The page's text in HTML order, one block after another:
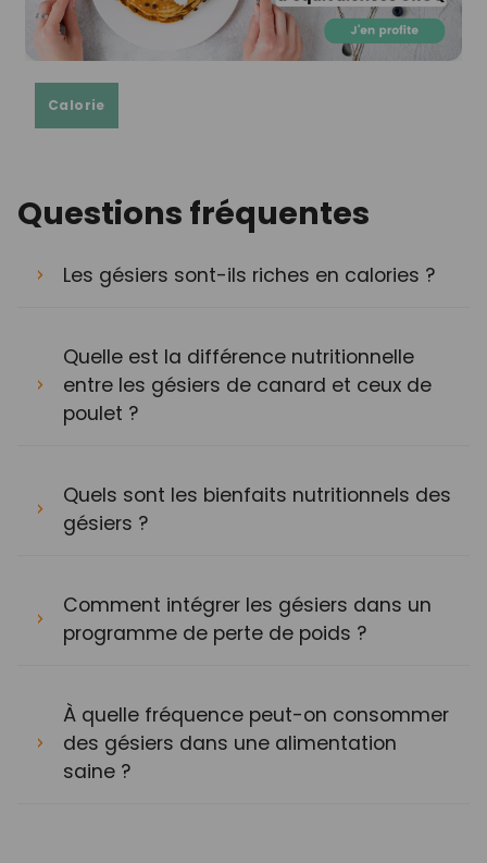
Calorie
Questions fréquentes
Les gésiers sont-ils riches en calories ?
Quelle est la différence nutritionnelle
entre les gésiers de canard et ceux de
poulet ?
Quels sont les bienfaits nutritionnels des
gésiers ?
Comment intégrer les gésiers dans un
programme de perte de poids ?
À quelle fréquence peut-on consommer
des gésiers dans une alimentation
saine ?